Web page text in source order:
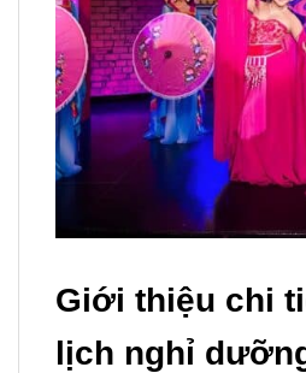
Giới thiệu chi
lịch nghỉ